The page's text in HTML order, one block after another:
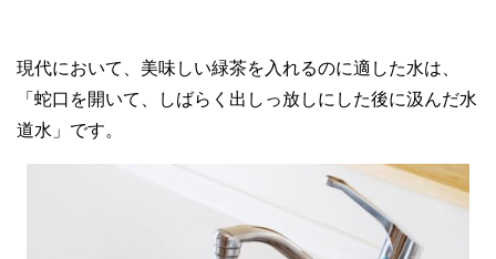
現代において、美味しい緑茶を入れるのに適した水は、
「蛇口を開いて、しばらく出しっ放しにした後に汲んだ水
道水」です。